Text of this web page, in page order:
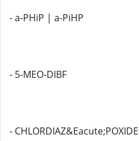
- a-PHiP | a-PiHP
- 5-MEO-DIBF
- CHLORDIAZ&Eacute;POXIDE